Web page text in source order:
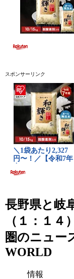
スポンサーリンク
長野県と岐
（１：１４
圏のニュー
WORLD
情報